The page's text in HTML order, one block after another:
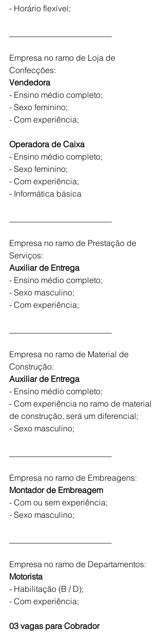
- Horário flexível;
Empresa no ramo de Loja de
Confecções:
Vendedora
- Ensino médio completo;
- Sexo feminino;
- Com experiência;
Operadora de Caixa
- Ensino médio completo;
- Sexo feminino;
- Com experiência;
- Informática básica
Empresa no ramo de Prestação de
Serviços:
Auxiliar de Entrega
- Ensino médio completo;
- Sexo masculino;
- Com experiência;
Empresa no ramo de Material de
Construção:
Auxiliar de Entrega
- Ensino médio completo;
- Com experiência no ramo de material
de construção, será um diferencial;
- Sexo masculino;
Empresa no ramo de Embreagens:
Montador de Embreagem
- Com ou sem experiência;
- Sexo masculino;
Empresa no ramo de Departamentos:
Motorista
- Habilitação (B / D);
- Com experiência;
03 vagas para Cobrador